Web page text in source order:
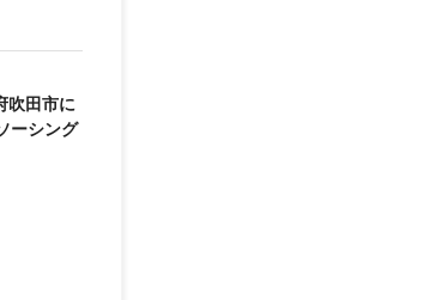
吹田市に
ーシング